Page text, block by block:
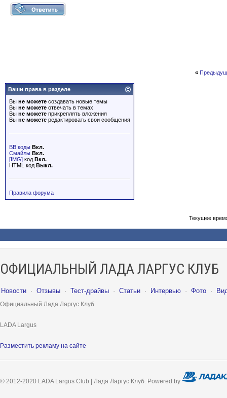
«
Ваши права в разделе
Вы не можете создавать новые темы
Вы не можете отвечать в темах
Вы не можете прикреплять вложения
Вы не можете редактировать свои сообщения
BB коды Вкл.
Смайлы Вкл.
[IMG] код Вкл.
HTML код Выкл.
Правила форума
Текущее
ОФИЦИАЛЬНЫЙ ЛАДА ЛАРГУС КЛУБ
Новости · Отзывы · Тест-драйвы · Статьи · Интервью · Фото ·
Официальный Лада Ларгус Клуб
LADA Largus
Разместить рекламу на сайте
© 2012-2020 LADA Largus Club | Лада Ларгус Клуб. Powered by